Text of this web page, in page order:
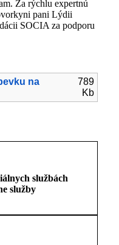
Za rýchlu expertnú
pani Lýdii
SOCIA za podporu
na
789
Kb
službách
služby